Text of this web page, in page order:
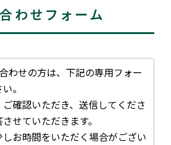
わせフォーム
わせの方は、下記の専用フォー
。
確認いただき、送信してくださ
せていただきます。
お時間をいただく場合がござい